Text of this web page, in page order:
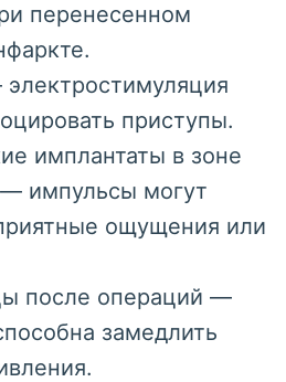
перенесенном
приступы.
имплантаты в зоне
— импульсы могут
ощущения или
после операций —
замедлить